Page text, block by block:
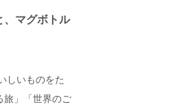
、マグボトル
しいものをた
旅」「世界のご